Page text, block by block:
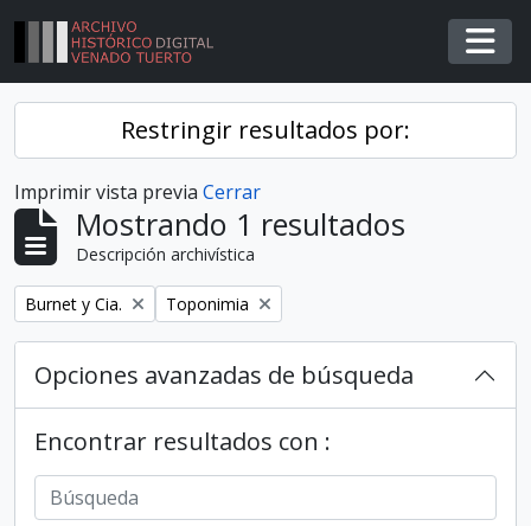
Skip to main content
Restringir resultados por:
Imprimir vista previa Cerrar
Mostrando 1 resultados
Descripción archivística
Remover filtro
Burnet y Cia. Remover filtro
Toponimia
Opciones avanzadas de búsqueda
Encontrar resultados con :